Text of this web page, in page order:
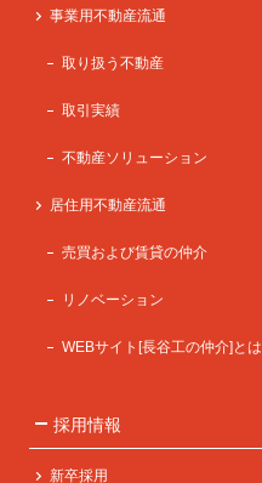
事業用不動産流通
取り扱う不動産
取引実績
不動産ソリューション
居住用不動産流通
売買および賃貸の仲介
リノベーション
WEBサイト[長谷工の仲介]とは
採用情報
新卒採用